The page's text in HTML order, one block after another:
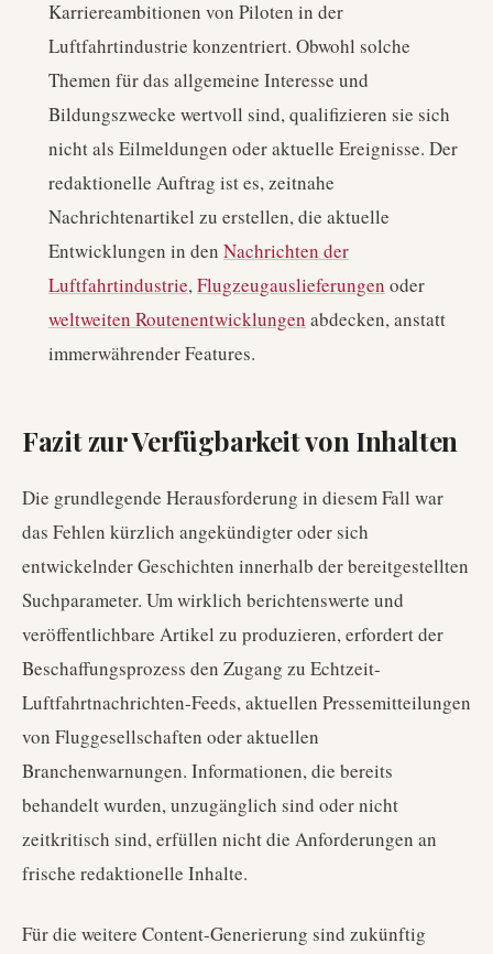
Karriereambitionen von Piloten in der
Luftfahrtindustrie konzentriert. Obwohl solche
Themen für das allgemeine Interesse und
Bildungszwecke wertvoll sind, qualifizieren sie sich
nicht als Eilmeldungen oder aktuelle Ereignisse. Der
redaktionelle Auftrag ist es, zeitnahe
Nachrichtenartikel zu erstellen, die aktuelle
Entwicklungen in den Nachrichten der
Luftfahrtindustrie,Flugzeugauslieferungen oder
weltweiten Routenentwicklungen abdecken, anstatt
immerwährender Features.
Fazit zur Verfügbarkeit von Inhalten
Die grundlegende Herausforderung in diesem Fall war
das Fehlen kürzlich angekündigter oder sich
entwickelnder Geschichten innerhalb der bereitgestellten
Suchparameter. Um wirklich berichtenswerte und
veröffentlichbare Artikel zu produzieren, erfordert der
Beschaffungsprozess den Zugang zu Echtzeit-
Luftfahrtnachrichten-Feeds, aktuellen Pressemitteilungen
von Fluggesellschaften oder aktuellen
Branchenwarnungen. Informationen, die bereits
behandelt wurden, unzugänglich sind oder nicht
zeitkritisch sind, erfüllen nicht die Anforderungen an
frische redaktionelle Inhalte.
Für die weitere Content-Generierung sind zukünftig